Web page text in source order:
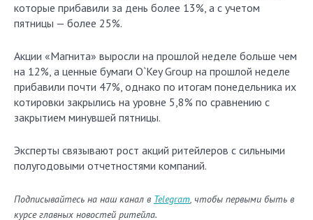
которые прибавили за день более 13%, а с учетом
пятницы — более 25%.
Акции «Магнита» выросли на прошлой неделе больше чем
на 12%, а ценные бумаги O`Key Group на прошлой неделе
прибавили почти 47%, однако по итогам понедельника их
котировки закрылись на уровне 5,8% по сравнению с
закрытием минувшей пятницы.
Эксперты связывают рост акций ритейлеров с сильными
полугодовыми отчетностями компаний.
Подписывайтесь на наш канал в Telegram, чтобы первыми быть в
курсе главных новостей ритейла.